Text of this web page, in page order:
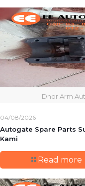
Dnor Arm
04/08/2026
Autogate Spare Parts
Kami
Read more